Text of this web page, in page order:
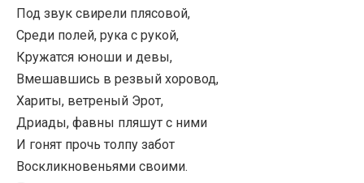
Под звук свирели плясовой,
Среди полей, рука с рукой,
Кружатся юноши и девы,
Вмешавшись в резвый хоровод,
Хариты, ветреный Эрот,
Дриады, фавны пляшут с ними
И гонят прочь толпу забот
Воскликновеньями своими.